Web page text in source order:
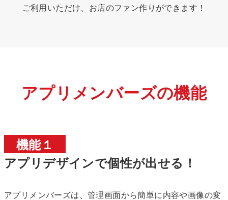
ご利用いただけ、お店のファン作りができます！
アプリメンバーズの機能
機能１
アプリデザインで個性が出せる！
アプリメンバーズは、管理画面から簡単に内容や画像の変